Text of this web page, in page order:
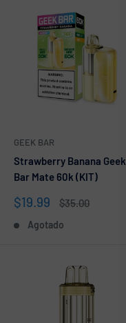
GEEK BAR
Strawberry Banana Geek
Bar Mate 60k (KIT)
Precio
venta
$19.99
Precio
$35.00
Agotado